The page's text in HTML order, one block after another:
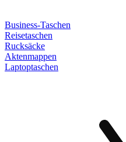
Business-Taschen
Reisetaschen
Rucksäcke
Aktenmappen
Laptoptaschen